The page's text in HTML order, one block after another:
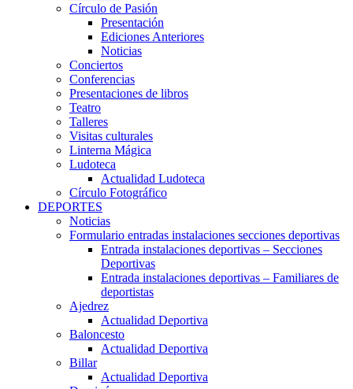
Círculo de Pasión
Presentación
Ediciones Anteriores
Noticias
Conciertos
Conferencias
Presentaciones de libros
Teatro
Talleres
Visitas culturales
Linterna Mágica
Ludoteca
Actualidad Ludoteca
Círculo Fotográfico
DEPORTES
Noticias
Formulario entradas instalaciones secciones deportivas
Entrada instalaciones deportivas – Secciones
Deportivas
Entrada instalaciones deportivas – Familiares de
deportistas
Ajedrez
Actualidad Deportiva
Baloncesto
Actualidad Deportiva
Billar
Actualidad Deportiva